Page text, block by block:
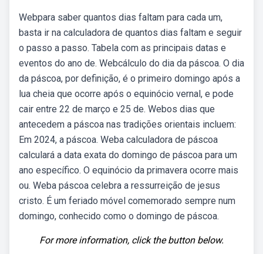
Webpara saber quantos dias faltam para cada um,
basta ir na calculadora de quantos dias faltam e seguir
o passo a passo. Tabela com as principais datas e
eventos do ano de. Webcálculo do dia da páscoa. O dia
da páscoa, por definição, é o primeiro domingo após a
lua cheia que ocorre após o equinócio vernal, e pode
cair entre 22 de março e 25 de. Webos dias que
antecedem a páscoa nas tradições orientais incluem:
Em 2024, a páscoa. Weba calculadora de páscoa
calculará a data exata do domingo de páscoa para um
ano específico. O equinócio da primavera ocorre mais
ou. Weba páscoa celebra a ressurreição de jesus
cristo. É um feriado móvel comemorado sempre num
domingo, conhecido como o domingo de páscoa.
For more information, click the button below.